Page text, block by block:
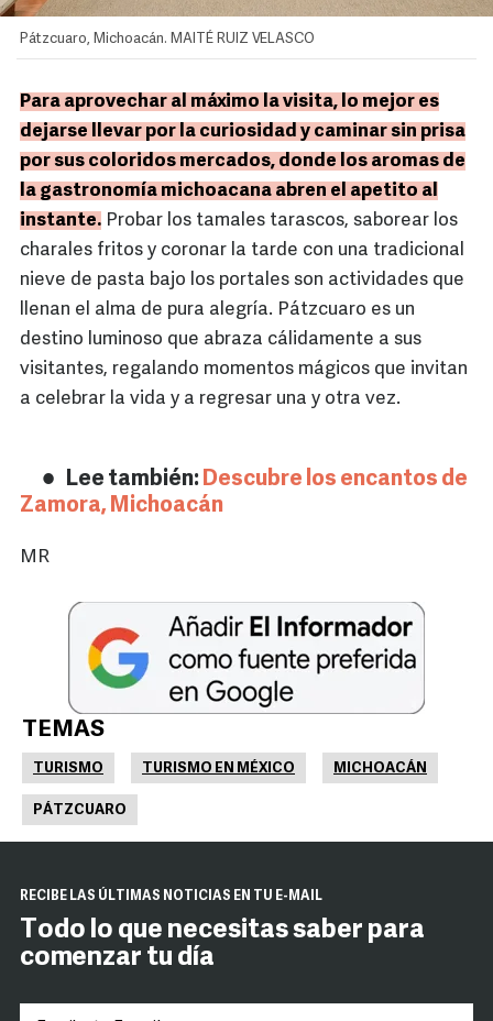
Pátzcuaro, Michoacán. MAITÉ RUIZ VELASCO
Para aprovechar al máximo la visita, lo mejor es
dejarse llevar por la curiosidad y caminar sin prisa
por sus coloridos mercados, donde los aromas de
la gastronomía michoacana abren el apetito al
instante. Probar los tamales tarascos, saborear los
charales fritos y coronar la tarde con una tradicional
nieve de pasta bajo los portales son actividades que
llenan el alma de pura alegría. Pátzcuaro es un
destino luminoso que abraza cálidamente a sus
visitantes, regalando momentos mágicos que invitan
a celebrar la vida y a regresar una y otra vez.
Lee también: Descubre los encantos de
Zamora, Michoacán
MR
TEMAS
TURISMO TURISMO EN MÉXICO MICHOACÁN
PÁTZCUARO
RECIBE LAS ÚLTIMAS NOTICIAS EN TU E-MAIL
Todo lo que necesitas saber para
comenzar tu día